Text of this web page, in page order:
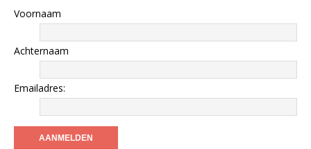
Voornaam
Achternaam
Emailadres: